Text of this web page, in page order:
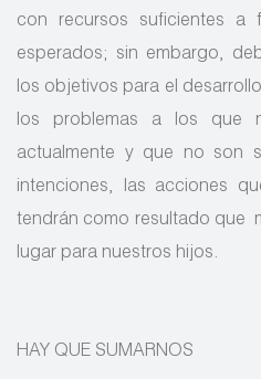
con recursos suficientes a
esperados; sin embargo,
los objetivos para el
los problemas a los que
actualmente y que no son
intenciones, las acciones
tendrán como resultado que
lugar para nuestros hijos.
HAY QUE SUMARNOS